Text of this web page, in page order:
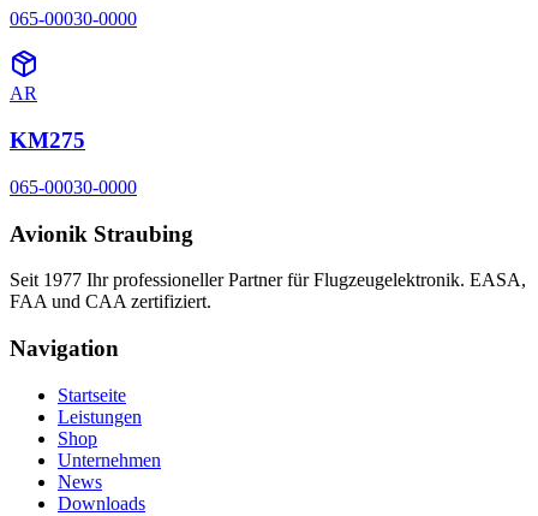
065-00030-0000
AR
KM275
065-00030-0000
Avionik Straubing
Seit 1977 Ihr professioneller Partner für Flugzeugelektronik. EASA,
FAA und CAA zertifiziert.
Navigation
Startseite
Leistungen
Shop
Unternehmen
News
Downloads